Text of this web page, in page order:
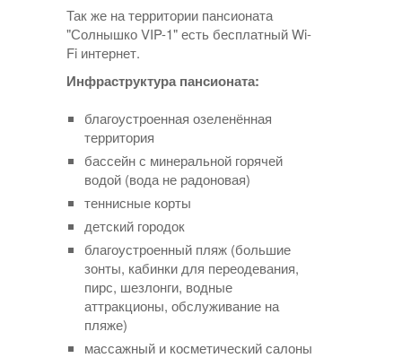
Так же на территории пансионата
"Солнышко VIP-1" есть бесплатный Wi-
Fi интернет.
Инфраструктура пансионата:
благоустроенная озеленённая
территория
бассейн с минеральной горячей
водой (вода не радоновая)
теннисные корты
детский городок
благоустроенный пляж (большие
зонты, кабинки для переодевания,
пирс, шезлонги, водные
аттракционы, обслуживание на
пляже)
массажный и косметический салоны